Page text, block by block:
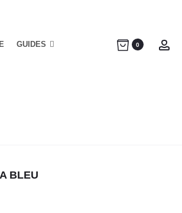
GUIDES 0
BLEU